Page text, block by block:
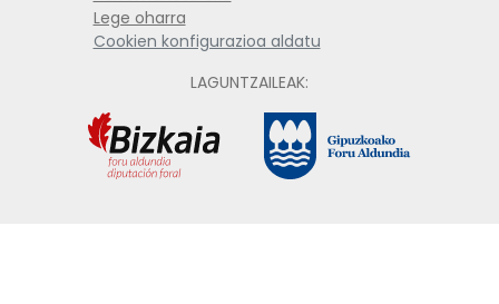
Lege oharra
Cookien konfigurazioa aldatu
LAGUNTZAILEAK: